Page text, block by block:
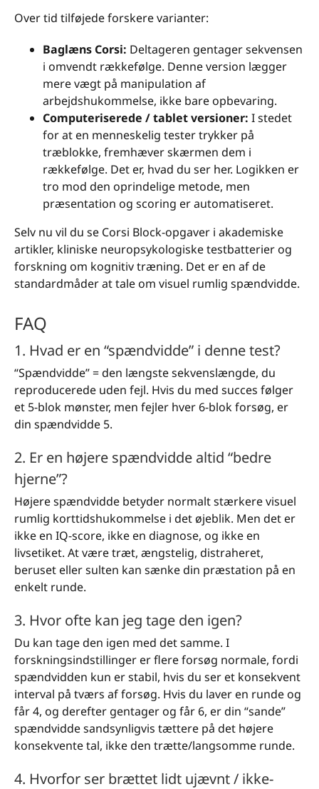
Over tid tilføjede forskere varianter:
Baglæns Corsi: Deltageren gentager sekvensen
i omvendt rækkefølge. Denne version lægger
mere vægt på manipulation af
arbejdshukommelse, ikke bare opbevaring.
Computeriserede / tablet versioner: I stedet
for at en menneskelig tester trykker på
træblokke, fremhæver skærmen dem i
rækkefølge. Det er, hvad du ser her. Logikken er
tro mod den oprindelige metode, men
præsentation og scoring er automatiseret.
Selv nu vil du se Corsi Block-opgaver i akademiske
artikler, kliniske neuropsykologiske testbatterier og
forskning om kognitiv træning. Det er en af de
standardmåder at tale om visuel rumlig spændvidde.
FAQ
1. Hvad er en “spændvidde” i denne test?
“Spændvidde” = den længste sekvenslængde, du
reproducerede uden fejl. Hvis du med succes følger
et 5-blok mønster, men fejler hver 6-blok forsøg, er
din spændvidde 5.
2. Er en højere spændvidde altid “bedre
hjerne”?
Højere spændvidde betyder normalt stærkere visuel
rumlig korttidshukommelse i det øjeblik. Men det er
ikke en IQ-score, ikke en diagnose, og ikke en
livsetiket. At være træt, ængstelig, distraheret,
beruset eller sulten kan sænke din præstation på en
enkelt runde.
3. Hvor ofte kan jeg tage den igen?
Du kan tage den igen med det samme. I
forskningsindstillinger er flere forsøg normale, fordi
spændvidden kun er stabil, hvis du ser et konsekvent
interval på tværs af forsøg. Hvis du laver en runde og
får 4, og derefter gentager og får 6, er din “sande”
spændvidde sandsynligvis tættere på det højere
konsekvente tal, ikke den trætte/langsomme runde.
4. Hvorfor ser brættet lidt ujævnt / ikke-